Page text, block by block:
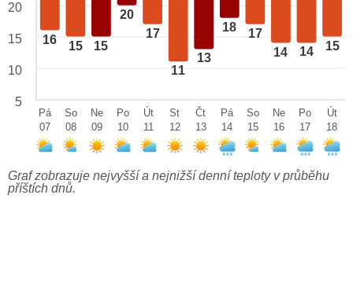
16 15 15
20
17
11
13
18 17
14 14 15
20
15
10
5
Pá
07
So
08
Ne
09
Po
10
Út
11
St
12
Čt
13
Pá
14
So
15
Ne
16
Po
17
Út
18
Graf zobrazuje nejvyšší a nejnižší denní teploty v průběhu
příštích dnů.